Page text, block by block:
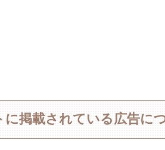
に掲載されている広告に